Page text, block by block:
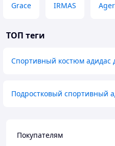
Grace IRMAS Ager
ТОП теги
Спортивный костюм адидас
Подростковый спортивный
Покупателям